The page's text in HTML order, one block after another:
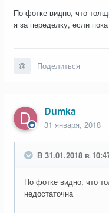
По фотке видно, что
я за переделку, если
Поделиться
Dumka
31 января, 2018
В 31.01.2018 в
По фотке видно, что
недостаточна